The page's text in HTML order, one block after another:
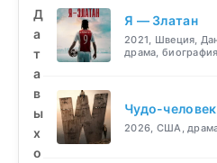
(2010)
смотреть
бесплатно
Д
а
т
а
в
ы
х
о
Я — Златан
2021, Швеция,
драма,
Чудо-человек
2026, США,